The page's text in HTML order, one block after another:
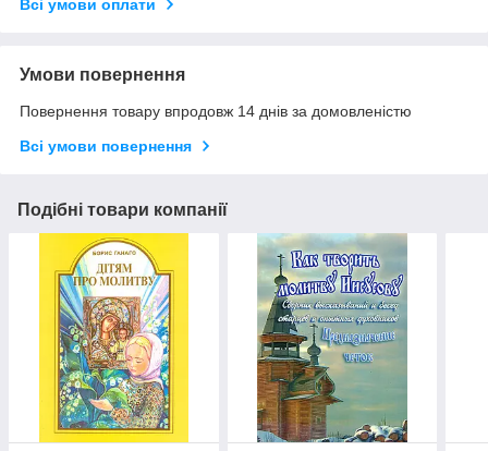
Всі умови оплати
Умови повернення
Повернення товару впродовж 14 днів за домовленістю
Всі умови повернення
Подібні товари компанії